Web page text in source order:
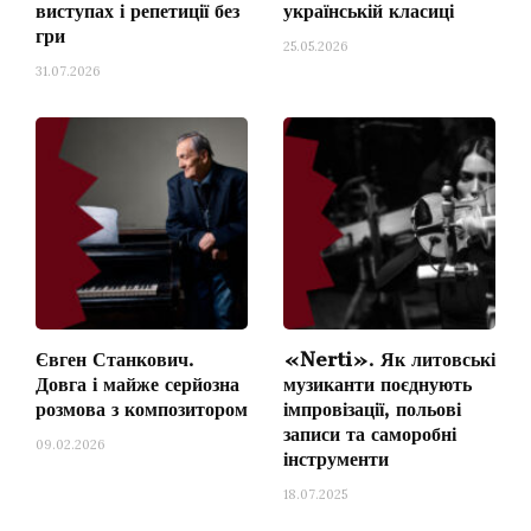
овації по закінченні концерту не стихали
понад дві хвилини.
Володимир Сіренко і “Київська камерата”. Фото: Юрій Грязнов
Відкривав концерт твір Валентина
виступах і репетиції без
гри
31.07.2026
українській класиці
25.05.2026
Євген Станкович.
Довга і майже серйозна
розмова з композитором
09.02.2026
«Nerti». Як литовські
музиканти поєднують
імпровізації, польові
записи та саморобні
інструменти
18.07.2025